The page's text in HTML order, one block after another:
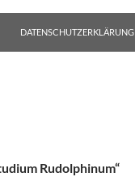
DATENSCHUTZERKLÄRUNG
Rudolphinum“